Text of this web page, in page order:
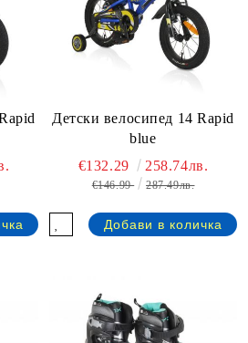
Детски велосипед 14 Rapid
blue
€132.29 258.74лв.
€146.99 287.49лв.